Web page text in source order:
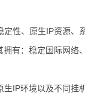
性、原生IP资源
有：稳定国际网
IP环境以及不同